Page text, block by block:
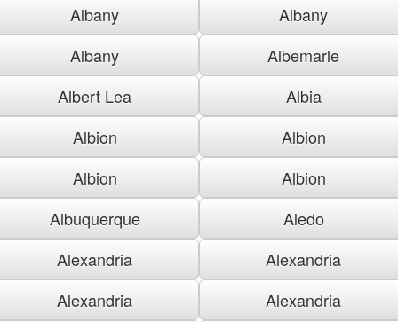
Albany
Albany
Albany
Albemarle
Albert Lea
Albia
Albion
Albion
Albion
Albion
Albuquerque
Aledo
Alexandria
Alexandria
Alexandria
Alexandria